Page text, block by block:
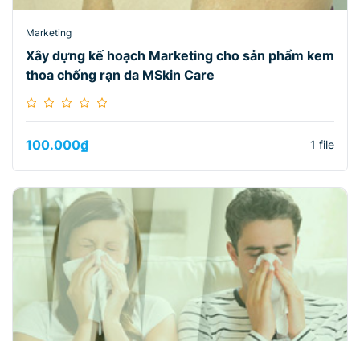
Marketing
Xây dựng kế hoạch Marketing cho sản phẩm kem
thoa chống rạn da MSkin Care
100.000₫ 1 file